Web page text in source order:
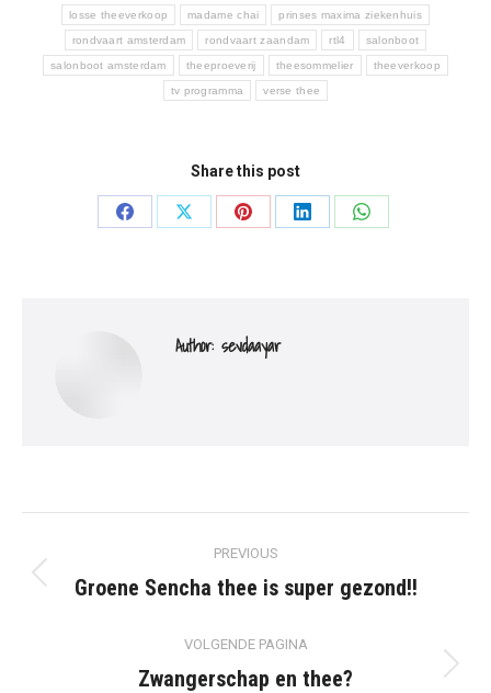
losse theeverkoop madame chai prinses maxima ziekenhuis
rondvaart amsterdam rondvaart zaandam rtl4 salonboot
salonboot amsterdam theeproeverij theesommelier theeverkoop
tv programma verse thee
Share this post
Deel
Deel
Deel
Deel
Deel
Author: sevdaayar
navigation
PREVIOUS
Previous
Groene Sencha thee is super gezond!!
VOLGENDE PAGINA
Volgende
Zwangerschap en thee?